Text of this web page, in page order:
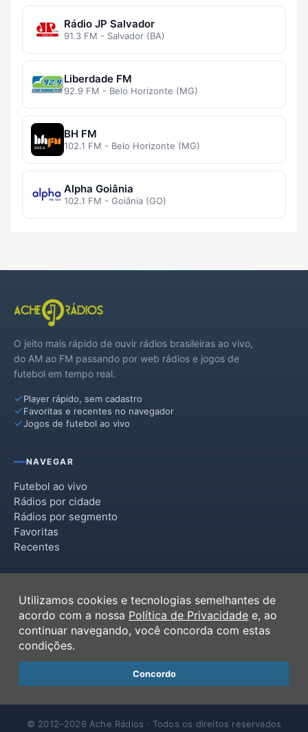
Rádio JP Salvador
91.3 FM - Salvador (BA)
Liberdade FM
92.9 FM - Belo Horizonte (MG)
BH FM
102.1 FM - Belo Horizonte (MG)
Alpha Goiânia
102.1 FM - Goiânia (GO)
O jeito mais rápido de ouvir rádios brasileiras ao vivo,
do AM ao FM passando por web rádios e jogos de
futebol em tempo real.
Player rápido, sem cadastro
Favoritas e recentes no navegador
Jogos de futebol ao vivo
NAVEGAR
Futebol ao vivo
Rádios por cidade
Rádios por segmento
Favoritas
Recentes
Termos de Uso
Política de Privacidade
Ferramentas
Contato
© 2012–2026 Ache Rádios · Todos os direitos reservados
Utilizamos cookies e tecnologias semelhantes de
acordo com a nossa Política de Privacidade e, ao
continuar navegando, você concorda com estas
condições.
Concordo